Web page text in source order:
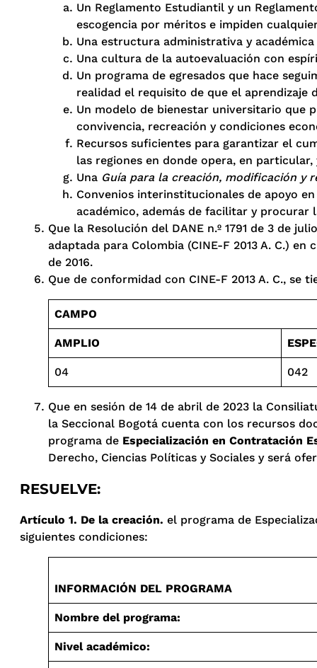
Un Reglamento Estudiantil y un
escogencia por méritos e impiden
Una estructura administrativa y
Una cultura de la autoevaluación con
Un programa de egresados que hace
realidad el requisito de que el aprendizaje
Un modelo de bienestar universitario que
convivencia, recreación y condiciones
Recursos suficientes para garantizar el
las regiones en donde opera, en particular,
Una Guía para la creación, modificación y
Convenios interinstitucionales de apoyo
académico, además de facilitar y
Que la Resolución del DANE n.º 1791 de 3 de
adaptada para Colombia (CINE-F 2013 A. C.)
de 2016.
Que de conformidad con CINE-F 2013 A. C., se
CAMPO
AMPLIO
04 042
Que en sesión de 14 de abril de 2023 la
la Seccional Bogotá cuenta con los recursos
programa de Especialización en Contratación
Derecho, Ciencias Políticas y Sociales y será
RESUELVE:
Artículo 1. De la creación. el programa de
siguientes condiciones:
INFORMACIÓN DEL PROGRAMA
Nombre del programa:
Nivel académico: